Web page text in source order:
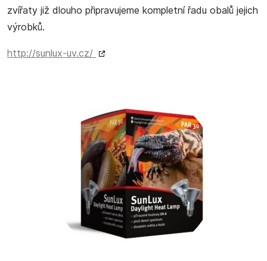
zvířaty již dlouho připravujeme kompletní řadu obalů jejich
výrobků.
http://sunlux-uv.cz/